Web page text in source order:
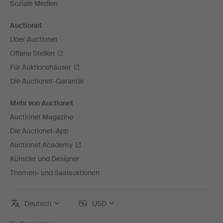
Soziale Medien
Auctionet
Über Auctionet
Offene Stellen
Für Auktionshäuser
Die Auctionet-Garantie
Mehr von Auctionet
Auctionet Magazine
Die Auctionet-App
Auctionet Academy
Künstler und Designer
Themen- und Saalauktionen
Deutsch USD